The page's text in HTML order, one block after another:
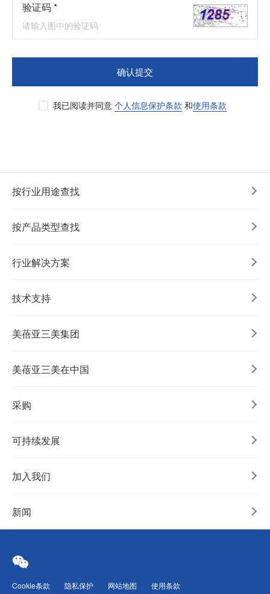
验证码 *
确认提交
我已阅读并同意 个人信息保护条款 和使用条款
按行业用途查找
按产品类型查找
行业解决方案
技术支持
美蓓亚三美集团
美蓓亚三美在中国
采购
可持续发展
加入我们
新闻
Cookie条款 隐私保护 网站地图 使用条款